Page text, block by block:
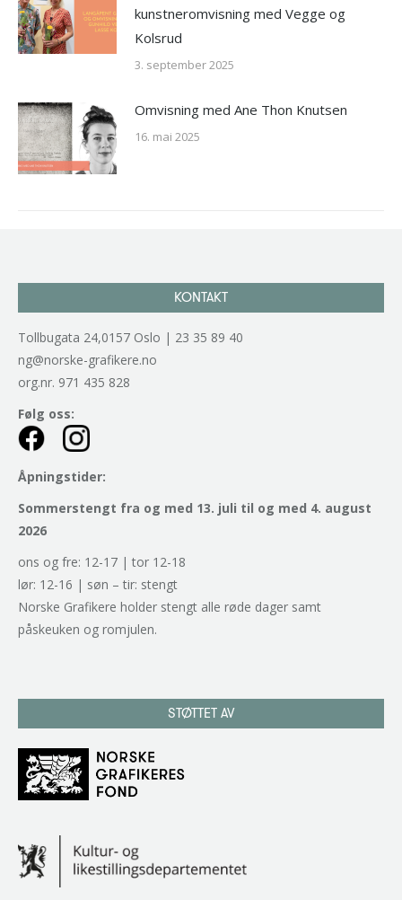
kunstneromvisning med Vegge og
Kolsrud
3. september 2025
Omvisning med Ane Thon Knutsen
16. mai 2025
KONTAKT
Tollbugata 24,0157 Oslo | 23 35 89 40
ng@norske-grafikere.no
org.nr. 971 435 828
Følg oss:
Åpningstider:
Sommerstengt fra og med 13. juli til og med 4. august
2026
ons og fre: 12-17 | tor 12-18
lør: 12-16 | søn – tir: stengt
Norske Grafikere holder stengt alle røde dager samt
påskeuken og romjulen.
STØTTET AV